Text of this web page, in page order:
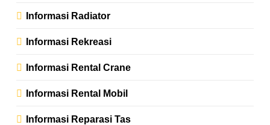
Informasi Radiator
Informasi Rekreasi
Informasi Rental Crane
Informasi Rental Mobil
Informasi Reparasi Tas